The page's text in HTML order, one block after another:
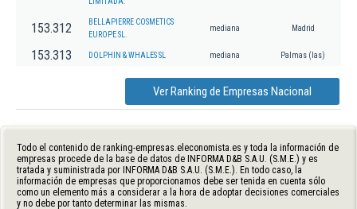
153.312
BELLAPIERRE COSMETICS
EUROPE SL.
mediana Madrid
153.313 DOLPHIN & WHALES SL mediana Palmas (las)
Ver Ranking de Empresas Nacional
Todo el contenido de ranking-empresas.eleconomista.es y toda la información de
empresas procede de la base de datos de INFORMA D&B S.A.U. (S.M.E.) y es
tratada y suministrada por INFORMA D&B S.A.U. (S.M.E.). En todo caso, la
información de empresas que proporcionamos debe ser tenida en cuenta sólo
como un elemento más a considerar a la hora de adoptar decisiones comerciales
y no debe por tanto determinar las mismas.